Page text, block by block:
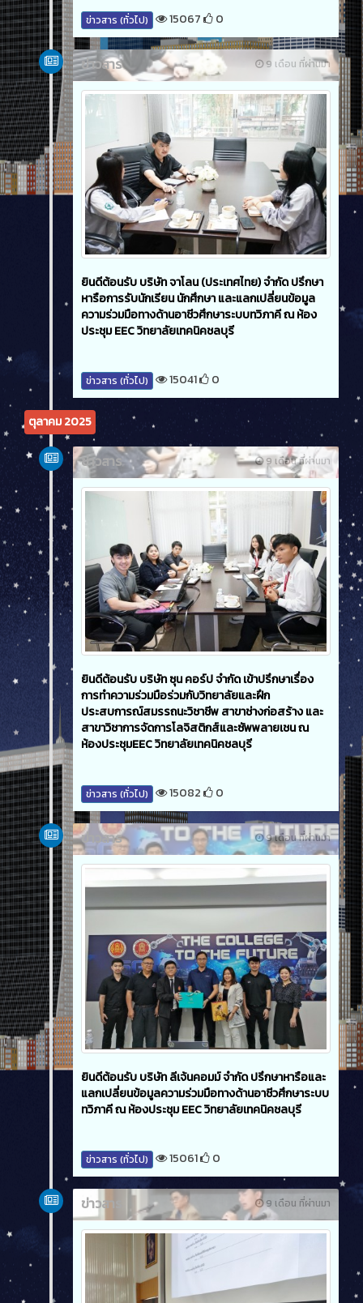
ข่าวสาร (ทั่วไป) 15067 0
9 เดือน ที่ผ่านมา
ข่าวสาร
ยินดีต้อนรับ บริษัท จาโลน (ประเทศไทย) จำกัด ปรึกษา
หารือการรับนักเรียน นักศึกษา และแลกเปลี่ยนข้อมูล
ความร่วมมือทางด้านอาชีวศึกษาระบบทวิภาคี ณ ห้อง
ประชุม EEC วิทยาลัยเทคนิคชลบุรี
ข่าวสาร (ทั่วไป) 15041 0
ตุลาคม 2025
9 เดือน ที่ผ่านมา
ข่าวสาร
ยินดีต้อนรับ บริษัท ซุน คอร์ป จำกัด เข้าปรึกษาเรื่อง
การทำความร่วมมือร่วมกับวิทยาลัยและฝึก
ประสบการณ์สมรรถนะวิชาชีพ สาขาช่างก่อสร้าง และ
สาขาวิชาการจัดการโลจิสติกส์และซัพพลายเชน ณ
ห้องประชุมEEC วิทยาลัยเทคนิคชลบุรี
ข่าวสาร (ทั่วไป) 15082 0
9 เดือน ที่ผ่านมา
ข่าวสาร
ยินดีต้อนรับ บริษัท ลีเจ้นคอมม์ จำกัด ปรึกษาหารือและ
แลกเปลี่ยนข้อมูลความร่วมมือทางด้านอาชีวศึกษาระบบ
ทวิภาคี ณ ห้องประชุม EEC วิทยาลัยเทคนิคชลบุรี
ข่าวสาร (ทั่วไป) 15061 0
9 เดือน ที่ผ่านมา
ข่าวสาร